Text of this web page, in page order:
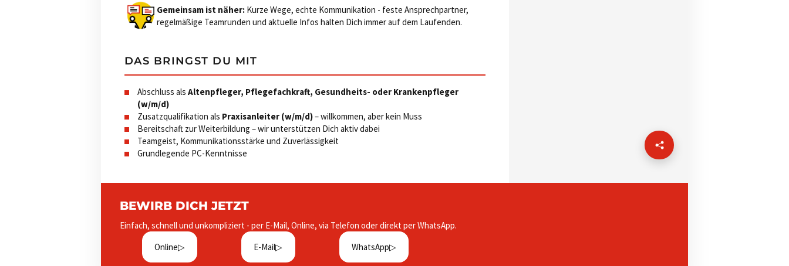
Gemeinsam ist näher: Kurze Wege, echte Kommunikation - feste Ansprechpartner,
regelmäßige Teamrunden und aktuelle Infos halten Dich immer auf dem Laufenden.
DAS BRINGST DU MIT
Abschluss als Altenpfleger, Pflegefachkraft, Gesundheits- oder Krankenpfleger
(w/m/d)
Zusatzqualifikation als Praxisanleiter (w/m/d)– willkommen, aber kein Muss
Bereitschaft zur Weiterbildung – wir unterstützen Dich aktiv dabei
Teamgeist, Kommunikationsstärke und Zuverlässigkeit
Grundlegende PC-Kenntnisse
BEWIRB DICH JETZT
Einfach, schnell und unkompliziert - per E-Mail, Online, via Telefon oder direkt per WhatsApp.
Online
E-Mail WhatsApp